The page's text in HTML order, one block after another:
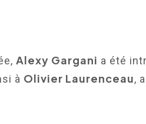
Alexy Gargani a été
à Olivier Laurenceau,